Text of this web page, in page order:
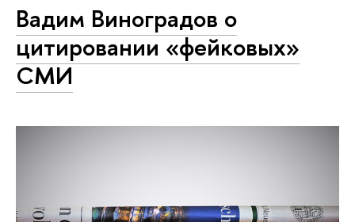
Вадим Виноградов о
цитировании «фейковых»
СМИ